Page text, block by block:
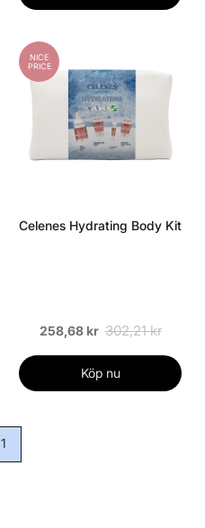
NICE
PRICE
Celenes Hydrating Body Kit
258,68 kr 302,21 kr
Köp nu
1